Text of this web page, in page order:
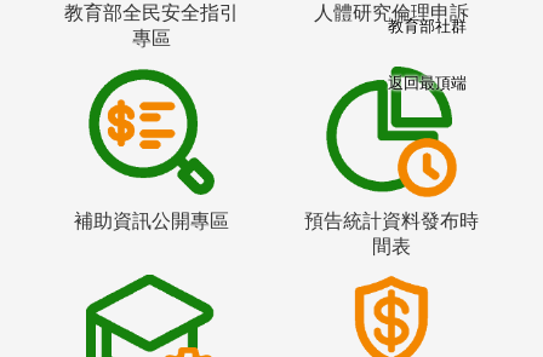
教育部全民安全指引
專區
人體研究倫理申訴
補助資訊公開專區
預告統計資料發布時
間表
教育部社群
返回最頂端